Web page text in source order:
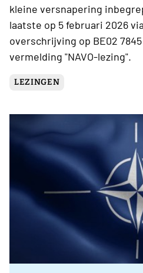
kleine versnapering
laatste op 5 februari 2026
overschrijving op BE02
vermelding "NAVO-lezing".
LEZINGEN